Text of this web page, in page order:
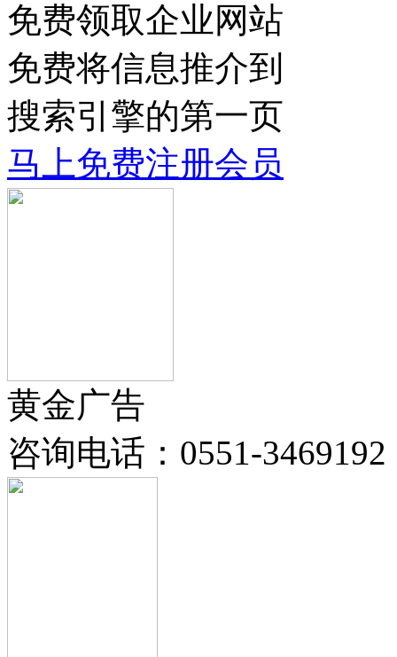
免费领取企业网站
免费将信息推介到
搜索引擎的第一页
马上免费注册会员
黄金广告
咨询电话： 0551-3469192